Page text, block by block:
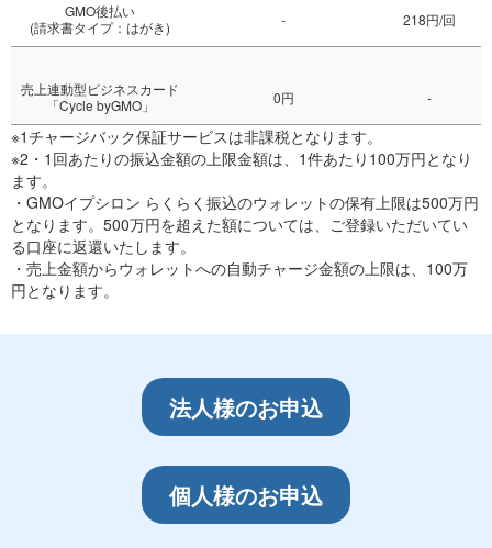
GMO後払い
(請求書タイプ：はがき)
- 218円/回
売上連動型ビジネスカード
「Cycle byGMO」
0円 -
※1チャージバック保証サービスは非課税となります。
※2・1回あたりの振込金額の上限金額は、1件あたり100万円となり
ます。
・GMOイプシロン らくらく振込のウォレットの保有上限は500万円
となります。500万円を超えた額については、ご登録いただいてい
る口座に返還いたします。
・売上金額からウォレットへの自動チャージ金額の上限は、100万
円となります。
法人様のお申込
個人様のお申込